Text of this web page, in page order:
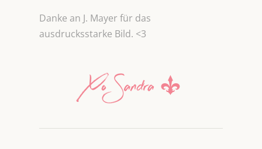
Danke an J. Mayer für das
ausdrucksstarke Bild. <3